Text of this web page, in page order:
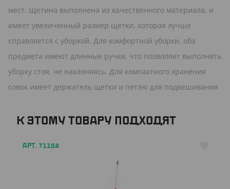
мест. Щетина выполнена из качественного материала, и
имеет увеличенный размер щетки, которая лучше
справляется с уборкой. Для комфортной уборки, оба
предмета имеют длинные ручки, что позволяет выполнять
уборку стоя, не наклоняясь. Для компактного хранения
совок имеет держатель щетки и петлю для подвешивания
К ЭТОМУ ТОВАРУ ПОДХОДЯТ
АРТ. 71104